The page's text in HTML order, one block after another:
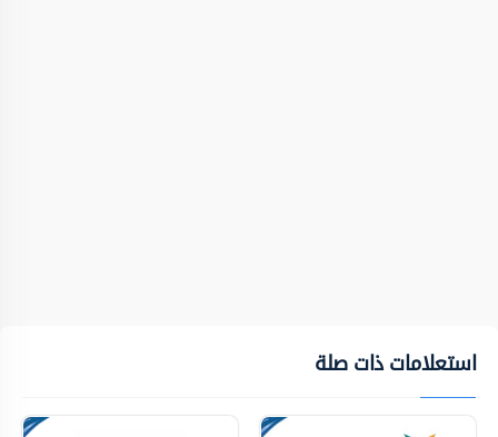
استعلامات ذات صلة